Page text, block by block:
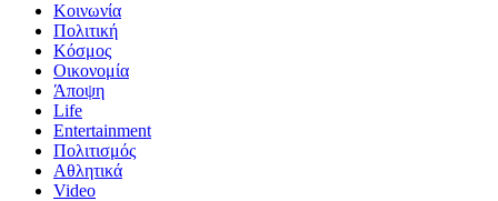
Κοινωνία
Πολιτική
Κόσμος
Οικονομία
Άποψη
Life
Entertainment
Πολιτισμός
Αθλητικά
Video